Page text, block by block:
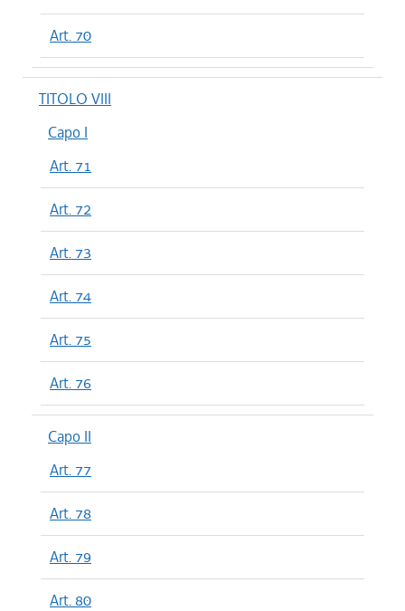
Art. 70
TITOLO VIII
Capo I
Art. 71
Art. 72
Art. 73
Art. 74
Art. 75
Art. 76
Capo II
Art. 77
Art. 78
Art. 79
Art. 80